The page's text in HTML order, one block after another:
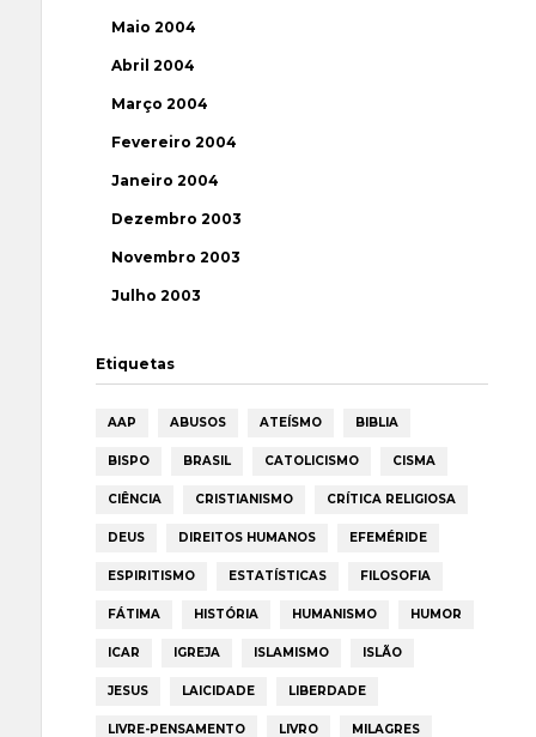
Maio 2004
Abril 2004
Março 2004
Fevereiro 2004
Janeiro 2004
Dezembro 2003
Novembro 2003
Julho 2003
Etiquetas
AAP ABUSOS ATEÍSMO BIBLIA
BISPO BRASIL CATOLICISMO CISMA
CIÊNCIA CRISTIANISMO CRÍTICA RELIGIOSA
DEUS DIREITOS HUMANOS EFEMÉRIDE
ESPIRITISMO ESTATÍSTICAS FILOSOFIA
FÁTIMA HISTÓRIA HUMANISMO HUMOR
ICAR IGREJA ISLAMISMO ISLÃO
JESUS LAICIDADE LIBERDADE
LIVRE-PENSAMENTO LIVRO MILAGRES